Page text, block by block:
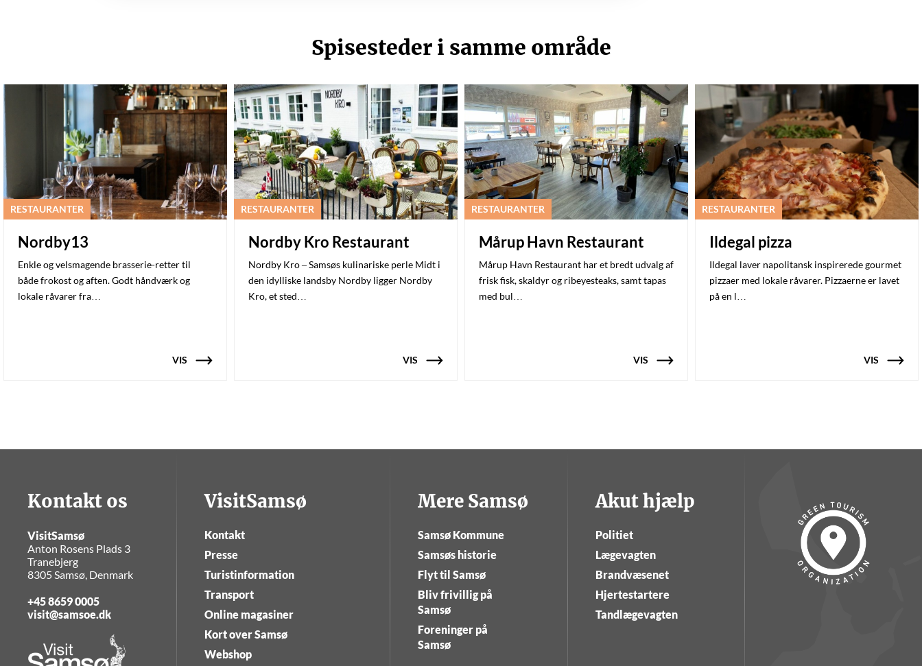
Spisesteder i samme område
RESTAURANTER
Nordby13
Enkle og velsmagende brasserie-retter til
både frokost og aften. Godt håndværk og
lokale råvarer fra…
VIS
RESTAURANTER
Nordby Kro Restaurant
Nordby Kro – Samsøs kulinariske perle Midt i
den idylliske landsby Nordby ligger Nordby
Kro, et sted…
VIS
RESTAURANTER
Mårup Havn Restaurant
Mårup Havn Restaurant har et bredt udvalg af
frisk fisk, skaldyr og ribeyesteaks, samt tapas
med bul…
VIS
RESTAURANTER
Ildegal pizza
Ildegal laver napolitansk inspirerede gourmet
pizzaer med lokale råvarer. Pizzaerne er lavet
på en l…
VIS
Kontakt os
VisitSamsø
Anton Rosens Plads 3
Tranebjerg
8305 Samsø, Denmark
+45 8659 0005
visit@samsoe.dk
VisitSamsø
Kontakt
Presse
Turistinformation
Transport
Online magasiner
Kort over Samsø
Webshop
Mere Samsø
Samsø Kommune
Samsøs historie
Flyt til Samsø
Bliv frivillig på
Samsø
Foreninger på
Samsø
Akut hjælp
Politiet
Lægevagten
Brandvæsenet
Hjertestartere
Tandlægevagten